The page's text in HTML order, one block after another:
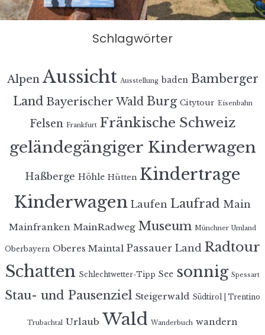
Schlagwörter
Alpen Aussicht Ausstellung baden Bamberger
Land Bayerischer Wald Burg Citytour Eisenbahn
Felsen Frankfurt Fränkische Schweiz
geländegängiger Kinderwagen
Haßberge Höhle Hütten Kindertrage
Kinderwagen Laufen Laufrad Main
Mainfranken MainRadweg Museum Münchner Umland
Oberbayern Oberes Maintal Passauer Land Radtour
Schatten Schlechtwetter-Tipp See sonnig Spessart
Stau- und Pausenziel Steigerwald Südtirol | Trentino
Trubachtal Urlaub Wald Wanderbuch wandern